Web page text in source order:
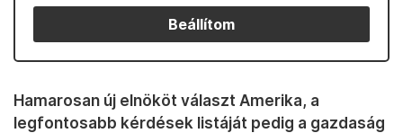
Beállítom
Hamarosan új elnököt választ Amerika, a
legfontosabb kérdések listáját pedig a gazdaság